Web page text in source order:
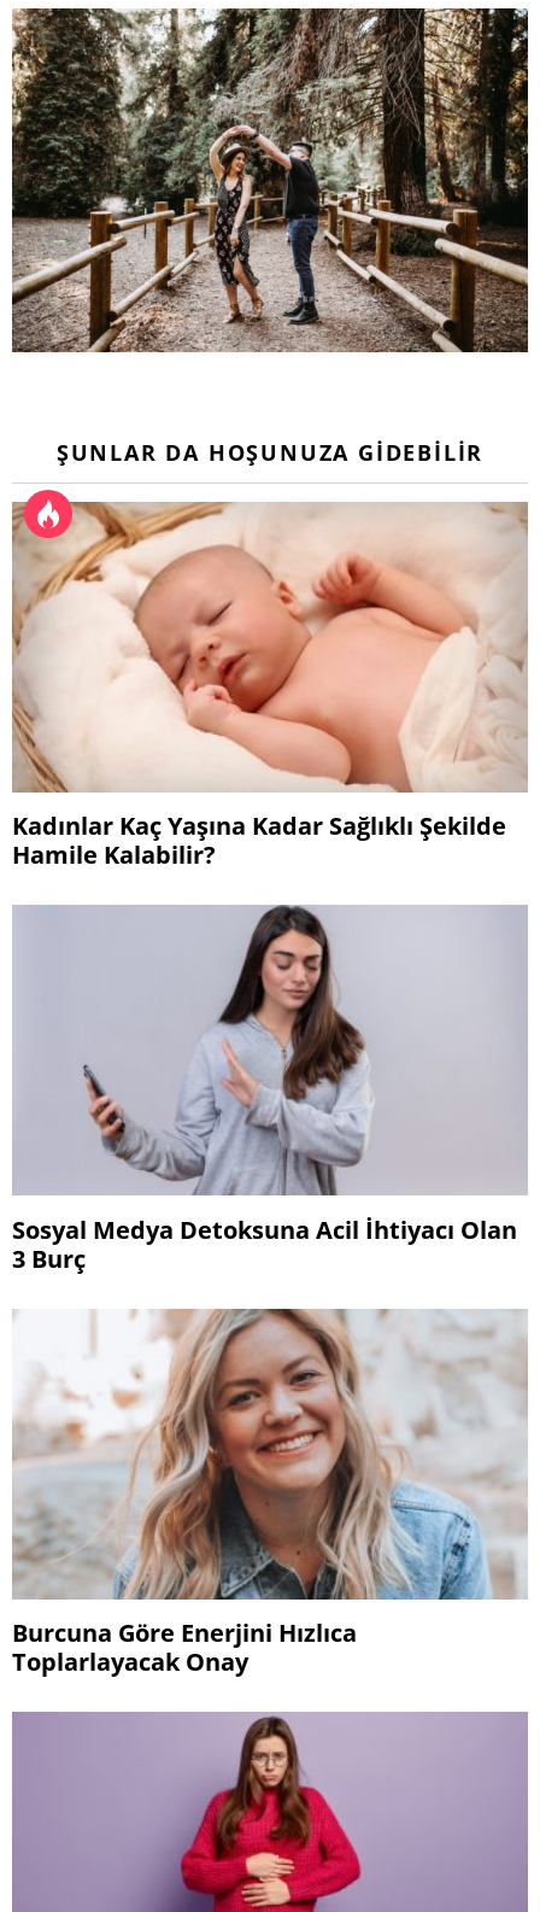
ŞUNLAR DA HOŞUNUZA GIDEBILIR
Kadınlar Kaç Yaşına Kadar Sağlıklı Şekilde
Hamile Kalabilir?
Sosyal Medya Detoksuna Acil İhtiyacı Olan
3 Burç
Burcuna Göre Enerjini Hızlıca
Toplarlayacak Onay